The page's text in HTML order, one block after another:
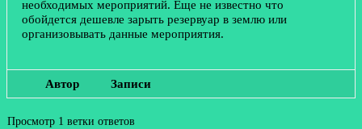
необходимых мероприятий. Еще не известно что
обойдется дешевле зарыть резервуар в землю или
организовывать данные мероприятия.
Автор Записи
Просмотр 1 ветки ответов